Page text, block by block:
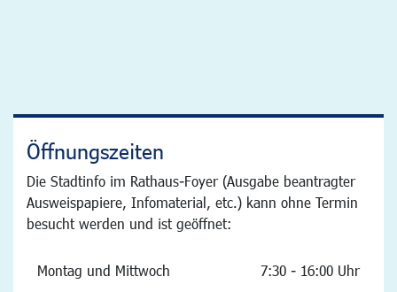
Öffnungszeiten
Die Stadtinfo im Rathaus-Foyer (Ausgabe beantragter
Ausweispapiere, Infomaterial, etc.) kann ohne Termin
besucht werden und ist geöffnet:
Montag und Mittwoch 7:30 - 16:00 Uhr